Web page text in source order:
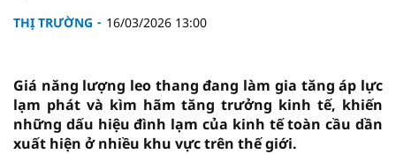
THỊ TRƯỜNG 16/03/2026 13:00
Giá năng lượng leo thang đang làm gia tăng áp lực
lạm phát và kìm hãm tăng trưởng kinh tế, khiến
những dấu hiệu đình lạm của kinh tế toàn cầu dần
xuất hiện ở nhiều khu vực trên thế giới.